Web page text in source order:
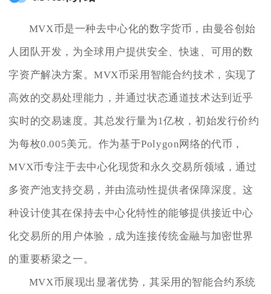
MVX币是一种去中心化的数字货币，由曼谷创始
人团队开发，为全球用户提供安全、快速、可用的数
字资产解决方案。MVX币采用智能合约技术，实现了
高效的交易处理能力，并通过状态通道技术达到近乎
实时的交易速度。其总发行量为1亿枚，初始发行价约
为每枚0.005美元。作为基于Polygon网络的代币，
MVX币专注于去中心化现货和永久交易所领域，通过
多资产池支持交易，并由流动性提供者保障深度。这
种设计使其在保持去中心化特性的能够提供接近中心
化交易所的用户体验，成为连接传统金融与加密世界
的重要桥梁之一。
MVX币展现出显著优势，其采用的智能合约系统